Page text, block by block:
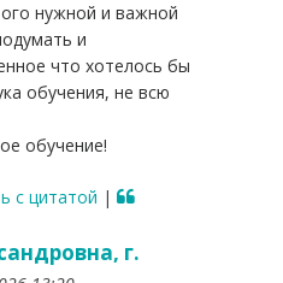
нужной и важной
и
что хотелось бы
обучения, не всю
обучение!
с цитатой |
г.